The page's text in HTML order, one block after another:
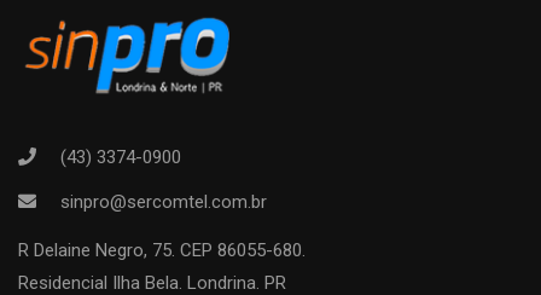
(43) 3374-0900
sinpro@sercomtel.com.br
R Delaine Negro, 75. CEP 86055-680.
Residencial Ilha Bela. Londrina. PR